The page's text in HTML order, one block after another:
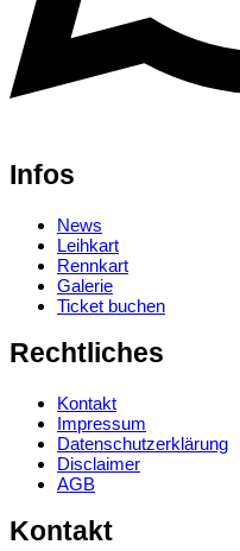
Infos
News
Leihkart
Rennkart
Galerie
Ticket buchen
Rechtliches
Kontakt
Impressum
Datenschutzerklärung
Disclaimer
AGB
Kontakt